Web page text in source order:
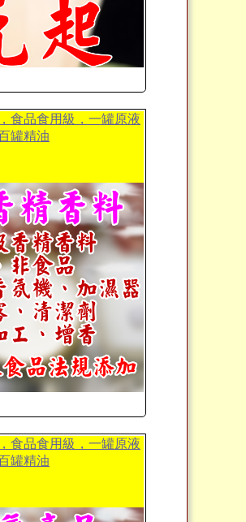
食品食用級，一罐原液
罐精油
食品食用級，一罐原液
罐精油